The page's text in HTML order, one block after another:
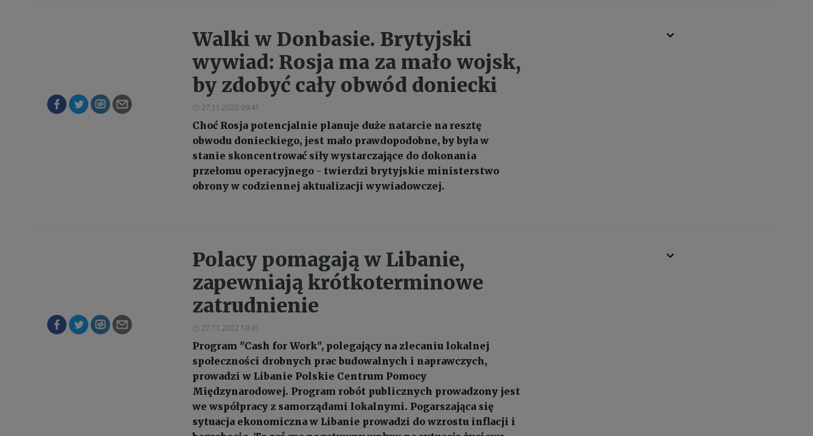
Walki w Donbasie. Brytyjski
wywiad: Rosja ma za mało wojsk,
by zdobyć cały obwód doniecki
27.11.2022 09:41
Choć Rosja potencjalnie planuje duże natarcie na resztę
obwodu donieckiego, jest mało prawdopodobne, by była w
stanie skoncentrować siły wystarczające do dokonania
przełomu operacyjnego - twierdzi brytyjskie ministerstwo
obrony w codziennej aktualizacji wywiadowczej.
Polacy pomagają w Libanie,
zapewniają krótkoterminowe
zatrudnienie
27.11.2022 10:41
Program "Cash for Work", polegający na zlecaniu lokalnej
społeczności drobnych prac budowalnych i naprawczych,
prowadzi w Libanie Polskie Centrum Pomocy
Międzynarodowej. Program robót publicznych prowadzony jest
we współpracy z samorządami lokalnymi. Pogarszająca się
sytuacja ekonomiczna w Libanie prowadzi do wzrostu inflacji i